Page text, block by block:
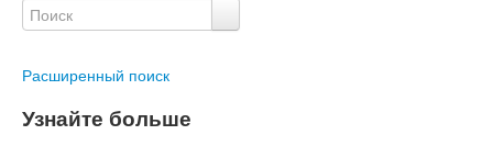
Расширенный поиск
Узнайте больше